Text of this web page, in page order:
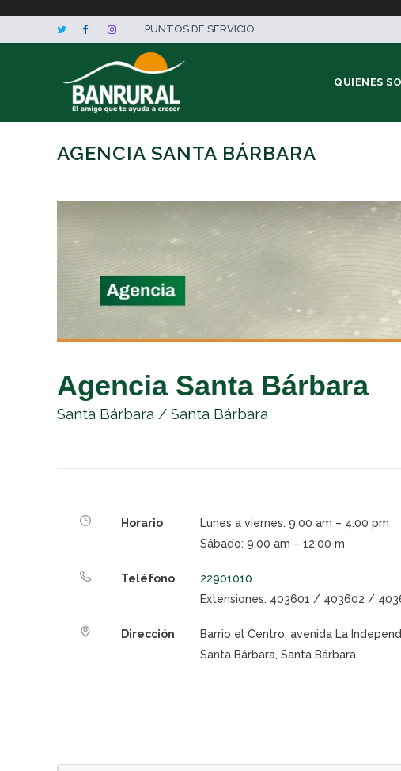
PUNTOS DE SERVICIO
QUIENES
AGENCIA SANTA BÁRBARA
Agencia Santa Bárbara
Santa Bárbara / Santa Bárbara
Horario
Lunes a viernes: 9:00 am – 4:00 pm
Sábado: 9:00 am – 12:00 m
Teléfono
22901010
Extensiones: 403601 / 403602 /
Dirección Barrio el Centro, avenida La
Santa Bárbara, Santa Bárbara.